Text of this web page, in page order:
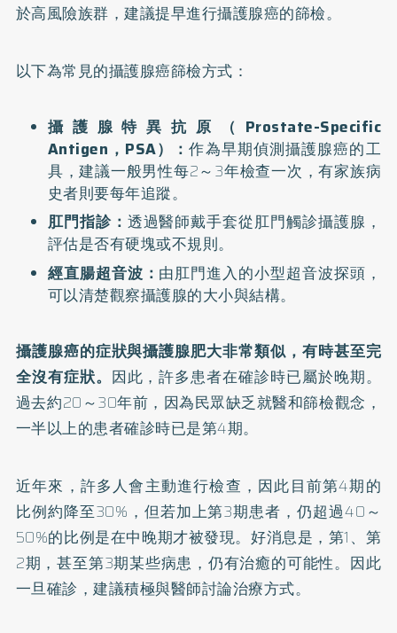
於高風險族群，建議提早進行攝護腺癌的篩檢。
以下為常見的攝護腺癌篩檢方式：
攝護腺特異抗原（Prostate-Specific
Antigen，PSA）：作為早期偵測攝護腺癌的工
具，建議一般男性每2～3年檢查一次，有家族病
史者則要每年追蹤。
肛門指診： 透過醫師戴手套從肛門觸診攝護腺，
評估是否有硬塊或不規則。
經直腸超音波： 由肛門進入的小型超音波探頭，
可以清楚觀察攝護腺的大小與結構。
攝護腺癌的症狀與攝護腺肥大非常類似，有時甚至完
全沒有症狀。 因此，許多患者在確診時已屬於晚期。
過去約20～30年前，因為民眾缺乏就醫和篩檢觀念，
一半以上的患者確診時已是第4期。
近年來，許多人會主動進行檢查，因此目前第4期的
比例約降至30%，但若加上第3期患者，仍超過40～
50%的比例是在中晚期才被發現。好消息是，第1、第
2期，甚至第3期某些病患，仍有治癒的可能性。因此
一旦確診，建議積極與醫師討論治療方式。